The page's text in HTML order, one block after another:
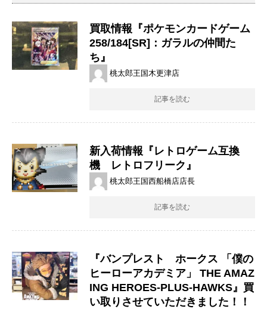
買取情報『ポケモンカードゲーム
258/184[SR]：ガラルの仲間た
ち』
桃太郎王国木更津店
記事を読む
新入荷情報『レトロゲーム互換
機 レトロフリーク』
桃太郎王国西船橋店店長
記事を読む
『バンプレスト ホークス ​「僕の
ヒーローアカデミア」 ​THE ​AMAZ
ING ​HEROES-PLUS-HAWKS』買
い取りさせていただきました！！